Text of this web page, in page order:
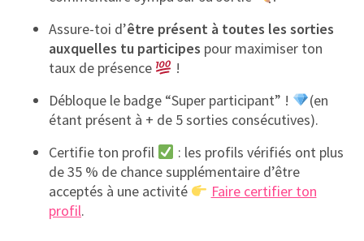
Assure-toi d’être présent à toutes les sorties
auxquelles tu participes pour maximiser ton
taux de présence
!
Débloque le badge “Super participant” !
(en
étant présent à + de 5 sorties consécutives).
Certifie ton profil
: les profils vérifiés ont plus
de 35 % de chance supplémentaire d’être
acceptés à une activité
Faire certifier ton
profil.